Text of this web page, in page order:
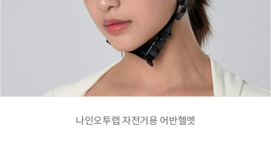
나인오투랩 자전거용 어반헬멧